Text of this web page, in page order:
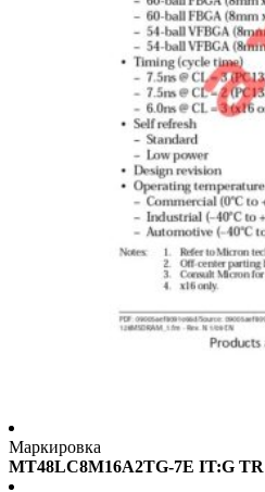
Маркировка
MT48LC8M16A2TG-7E IT:G TR